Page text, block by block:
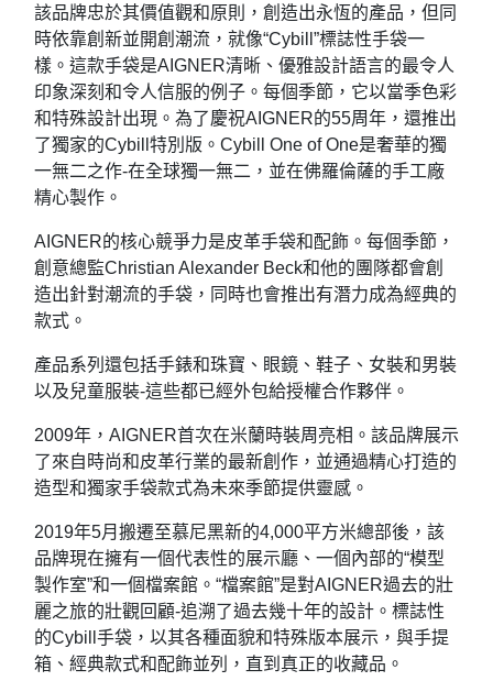
該品牌忠於其價值觀和原則，創造出永恆的產品，但同
時依靠創新並開創潮流，就像“Cybill”標誌性手袋一
樣。這款手袋是AIGNER清晰、優雅設計語言的最令人
印象深刻和令人信服的例子。每個季節，它以當季色彩
和特殊設計出現。為了慶祝AIGNER的55周年，還推出
了獨家的Cybill特別版。Cybill One of One是奢華的獨
一無二之作-在全球獨一無二，並在佛羅倫薩的手工廠
精心製作。
AIGNER的核心競爭力是皮革手袋和配飾。每個季節，
創意總監Christian Alexander Beck和他的團隊都會創
造出針對潮流的手袋，同時也會推出有潛力成為經典的
款式。
產品系列還包括手錶和珠寶、眼鏡、鞋子、女裝和男裝
以及兒童服裝-這些都已經外包給授權合作夥伴。
2009年，AIGNER首次在米蘭時裝周亮相。該品牌展示
了來自時尚和皮革行業的最新創作，並通過精心打造的
造型和獨家手袋款式為未來季節提供靈感。
2019年5月搬遷至慕尼黑新的4,000平方米總部後，該
品牌現在擁有一個代表性的展示廳、一個內部的“模型
製作室”和一個檔案館。“檔案館”是對AIGNER過去的壯
麗之旅的壯觀回顧-追溯了過去幾十年的設計。標誌性
的Cybill手袋，以其各種面貌和特殊版本展示，與手提
箱、經典款式和配飾並列，直到真正的收藏品。